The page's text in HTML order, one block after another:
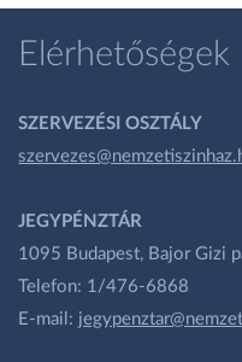
Elérhetőségek
SZERVEZÉSI OSZTÁLY
JEGYPÉNZTÁR
1095 Budapest, Bajor Gizi
Telefon: 1/476-6868
E-mail: